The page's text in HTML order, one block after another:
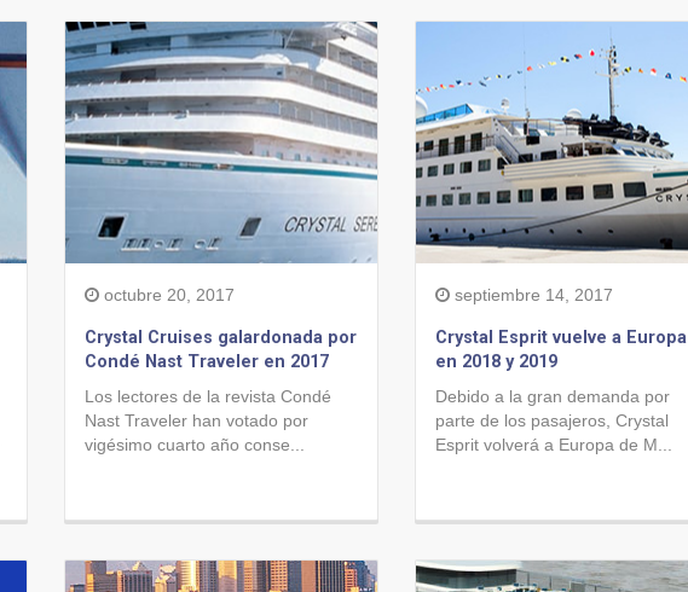
octubre 20, 2017
Crystal Cruises galardonada por
Condé Nast Traveler en 2017
Los lectores de la revista Condé
Nast Traveler han votado por
vigésimo cuarto año conse...
septiembre 14, 2017
Crystal Esprit vuelve a Europa
en 2018 y 2019
Debido a la gran demanda por
parte de los pasajeros, Crystal
Esprit volverá a Europa de M...